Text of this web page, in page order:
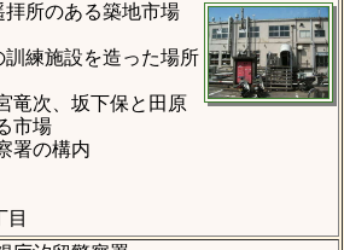
拝所のある築地市場
訓練施設を造った場所
竜次、坂下保と田原
市場
署の構内
目